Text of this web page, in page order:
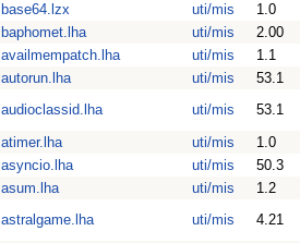
base64.lzx
uti/mis
1.0
baphomet.lha
uti/mis
2.00
availmempatch.lha
uti/mis
1.1
autorun.lha
uti/mis
53.1
audioclassid.lha
uti/mis
53.1
atimer.lha
uti/mis
1.0
asyncio.lha
uti/mis
50.3
asum.lha
uti/mis
1.2
astralgame.lha
uti/mis
4.21